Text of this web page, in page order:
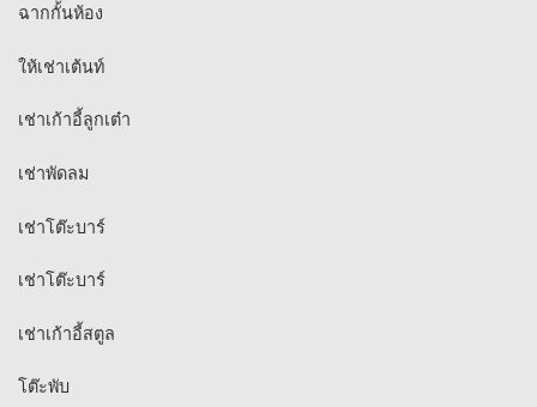
ฉากกั้นห้อง
ให้เช่าเต้นท์
เช่าเก้าอี้ลูกเต๋า
เช่าพัดลม
เช่าโต๊ะบาร์
เช่าโต๊ะบาร์
เช่าเก้าอี้สตูล
โต๊ะพับ